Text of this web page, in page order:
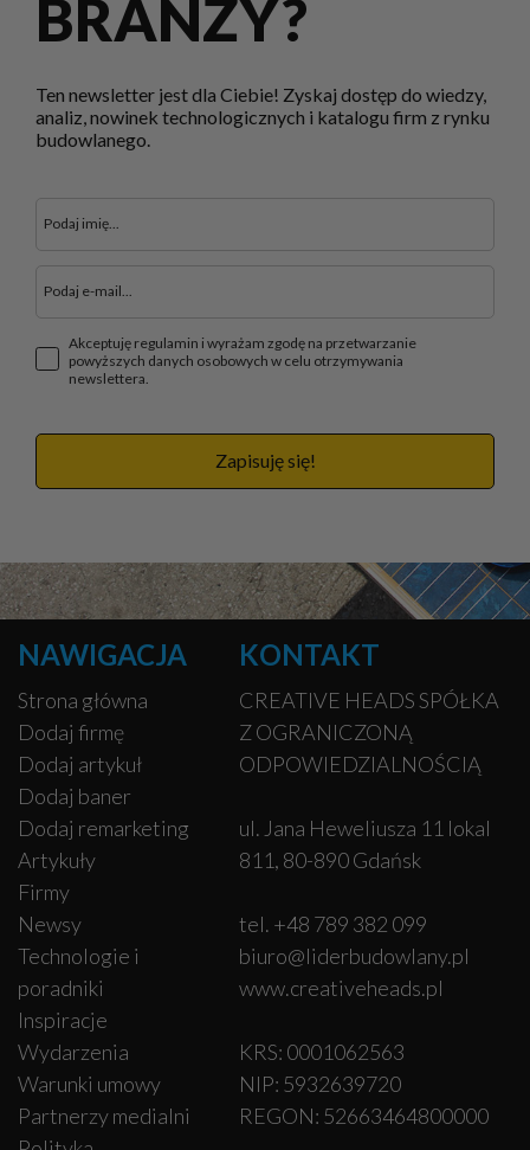
BRANŻY?
Ten newsletter jest dla Ciebie! Zyskaj dostęp do wiedzy,
analiz, nowinek technologicznych i katalogu firm z rynku
budowlanego.
Akceptuję regulamin i wyrażam zgodę na przetwarzanie
powyższych danych osobowych w celu otrzymywania
newslettera.
Zapisuję się!
NAWIGACJA
Strona główna
Dodaj firmę
Dodaj artykuł
Dodaj baner
Dodaj remarketing
Artykuły
Firmy
Newsy
Technologie i
poradniki
Inspiracje
Wydarzenia
Warunki umowy
Partnerzy medialni
KONTAKT
CREATIVE HEADS SPÓŁKA
Z OGRANICZONĄ
ODPOWIEDZIALNOŚCIĄ
ul. Jana Heweliusza 11 lokal
811, 80-890 Gdańsk
tel. +48 789 382 099
biuro@liderbudowlany.pl
www.creativeheads.pl
KRS: 0001062563
NIP: 5932639720
REGON: 52663464800000